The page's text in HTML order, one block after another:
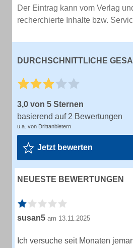
Der Eintrag kann vom Verlag
recherchierte Inhalte bzw.
DURCHSCHNITTLICHE
3,0 von 5 Sternen
basierend auf 2 Bewertungen
u.a. von Drittanbietern
Jetzt bewerten
NEUESTE BEWERTUNGEN
susan5 am 13.11.2025
Ich versuche seit Monaten